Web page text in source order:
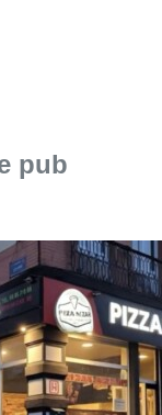
pub